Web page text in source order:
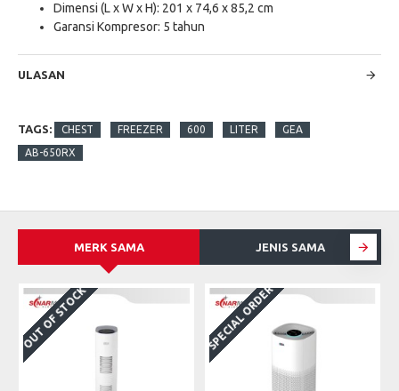
Dimensi (L x W x H): 201 x 74,6 x 85,2 cm
Garansi Kompresor: 5 tahun
ULASAN
TAGS: CHEST FREEZER 600 LITER
GEA
AB-650RX
MERK SAMA JENIS SAMA
OUT OF STOCK SPECIAL ORDER